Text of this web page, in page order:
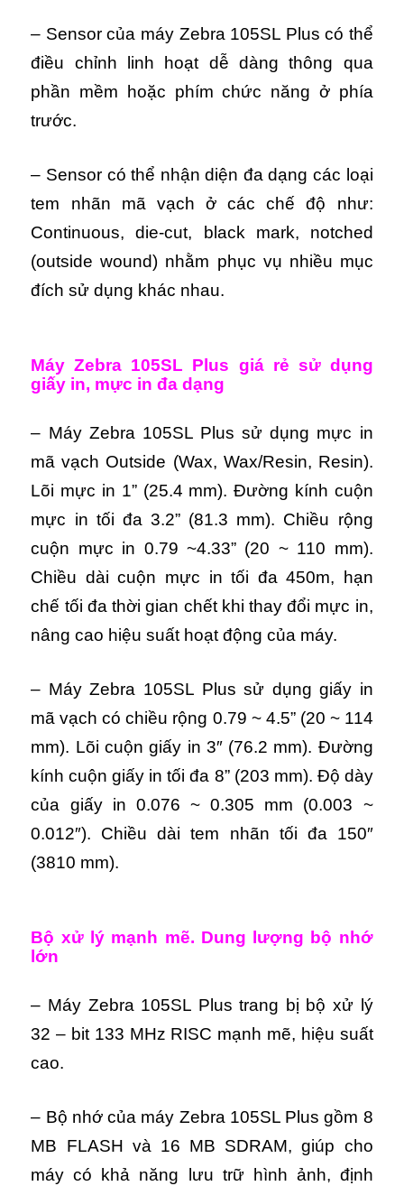
– Sensor của máy Zebra 105SL Plus có thể
điều chỉnh linh hoạt dễ dàng thông qua
phần mềm hoặc phím chức năng ở phía
trước.
– Sensor có thể nhận diện đa dạng các loại
tem nhãn mã vạch ở các chế độ như:
Continuous, die-cut, black mark, notched
(outside wound) nhằm phục vụ nhiều mục
đích sử dụng khác nhau.
Máy Zebra 105SL Plus giá rẻ sử dụng
giấy in, mực in đa dạng
– Máy Zebra 105SL Plus sử dụng mực in
mã vạch Outside (Wax, Wax/Resin, Resin).
Lõi mực in 1” (25.4 mm). Đường kính cuộn
mực in tối đa 3.2” (81.3 mm). Chiều rộng
cuộn mực in 0.79 ~4.33” (20 ~ 110 mm).
Chiều dài cuộn mực in tối đa 450m, hạn
chế tối đa thời gian chết khi thay đổi mực in,
nâng cao hiệu suất hoạt động của máy.
– Máy Zebra 105SL Plus sử dụng giấy in
mã vạch có chiều rộng 0.79 ~ 4.5” (20 ~ 114
mm). Lõi cuộn giấy in 3″ (76.2 mm). Đường
kính cuộn giấy in tối đa 8” (203 mm). Độ dày
của giấy in 0.076 ~ 0.305 mm (0.003 ~
0.012″). Chiều dài tem nhãn tối đa 150″
(3810 mm).
Bộ xử lý mạnh mẽ. Dung lượng bộ nhớ
lớn
– Máy Zebra 105SL Plus trang bị bộ xử lý
32 – bit 133 MHz RISC mạnh mẽ, hiệu suất
cao.
– Bộ nhớ của máy Zebra 105SL Plus gồm 8
MB FLASH và 16 MB SDRAM, giúp cho
máy có khả năng lưu trữ hình ảnh, định